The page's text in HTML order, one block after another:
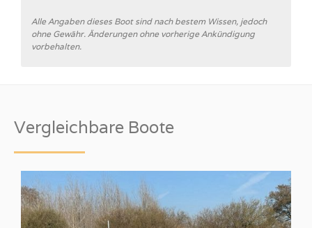
Alle Angaben dieses Boot sind nach bestem Wissen, jedoch
ohne Gewähr. Änderungen ohne vorherige Ankündigung
vorbehalten.
Vergleichbare Boote